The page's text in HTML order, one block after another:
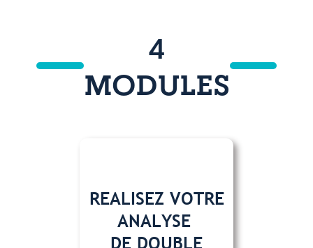
4
MODULES
REALISEZ VOTRE
ANALYSE
DE DOUBLE